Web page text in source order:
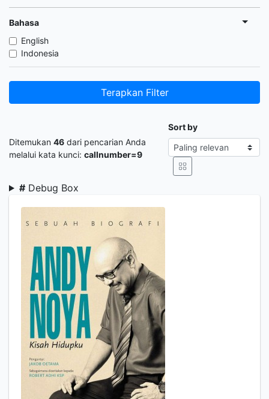
Bahasa
English
Indonesia
Terapkan Filter
Ditemukan 46 dari pencarian Anda
melalui kata kunci: callnumber=9
Sort by
# Debug Box